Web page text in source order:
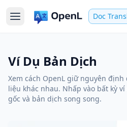
Doc
Ví Dụ Bản Dịch
Xem cách OpenL giữ nguyên
liệu khác nhau. Nhấp vào bất kỳ
gốc và bản dịch song song.